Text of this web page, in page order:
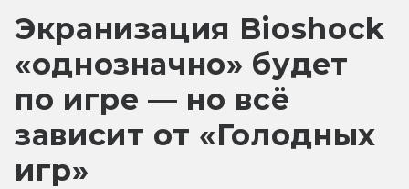
Экранизация Bioshock
«однозначно» будет
по игре — но всё
зависит от «Голодных
игр»